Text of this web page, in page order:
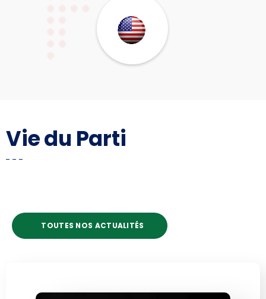
Vie du Parti
TOUTES NOS ACTUALITÉS